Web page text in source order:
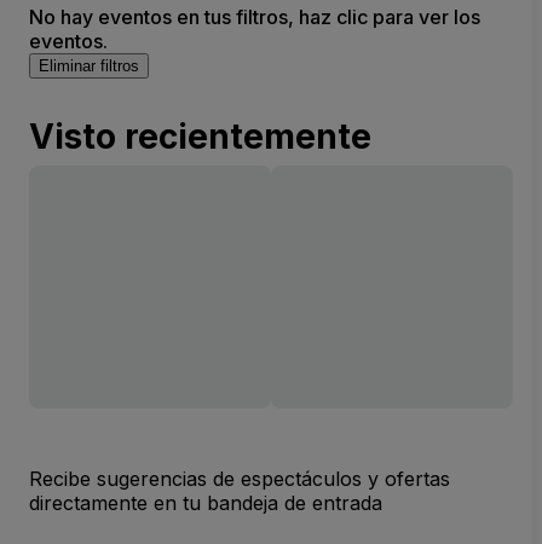
No hay eventos en tus filtros, haz clic para ver los
eventos.
Eliminar filtros
Visto recientemente
Recibe sugerencias de espectáculos y ofertas
directamente en tu bandeja de entrada